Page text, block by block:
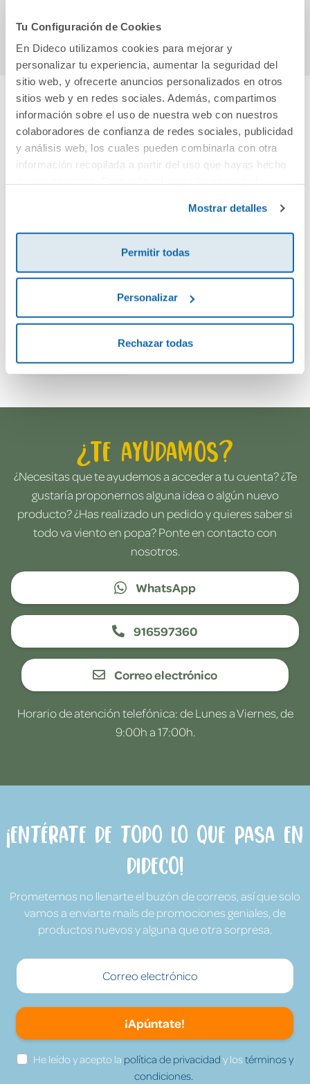
Tu Configuración de Cookies
En Dideco utilizamos cookies para mejorar y
personalizar tu experiencia, aumentar la seguridad del
sitio web, y ofrecerte anuncios personalizados en otros
sitios web y en redes sociales. Además, compartimos
información sobre el uso de nuestra web con nuestros
colaboradores de confianza de redes sociales, publicidad
y análisis web, los cuales pueden combinarla con otra
información recopilada a partir del uso que hayas hecho
Mostrar detalles
Permitir todas
Personalizar
Rechazar todas
Comprar
Cuéntanos tu opinión
¡Sé el primero en valorar este producto!
Debes iniciar sesión para poder valorarlo
¿Te ayudamos?
¿Necesitas que te ayudemos a acceder a tu cuenta? ¿Te
gustaría proponernos alguna idea o algún nuevo
producto? ¿Has realizado un pedido y quieres saber si
todo va viento en popa? Ponte en contacto con
nosotros.
WhatsApp
916597360
Correo electrónico
Horario de atención telefónica: de Lunes a Viernes, de
9:00h a 17:00h.
¡Entérate de todo lo que pasa en
Dideco!
Prometemos no llenarte el buzón de correos, así que solo
vamos a enviarte mails de promociones geniales, de
productos nuevos y alguna que otra sorpresa.
¡Apúntate!
He leído y acepto la política de privacidad y lostérminos y
condiciones.